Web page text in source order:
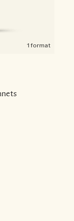
1 format